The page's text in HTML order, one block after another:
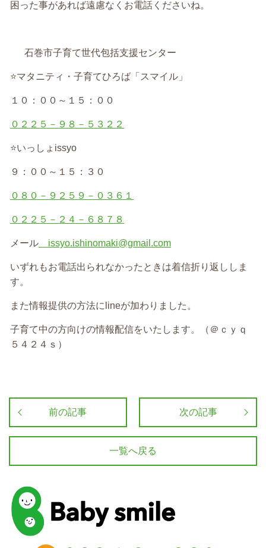
困った事があれば遠慮なくお電話くださいね。
石巻市子育て世代包括支援センター
⭐マタニティ・子育てひろば「スマイル」
１０：００～１５：００
０２２５－９８－５３２２
⭐いっしょ issyo
９：００～１５：３０
０８０－９２５９－０３６１
０２２５－２４－６８７８
メール issyo.ishinomaki@gmail.com
いずれもお電話出られなかったときは着信折り返ししま
す。
また情報提供の方法に lineが加わりました。
子育て中の方向けの情報配信をいたします。（＠ｃｙｑ
５４２４ｓ）
前の記事 次の記事
一覧へ戻る
baby smile